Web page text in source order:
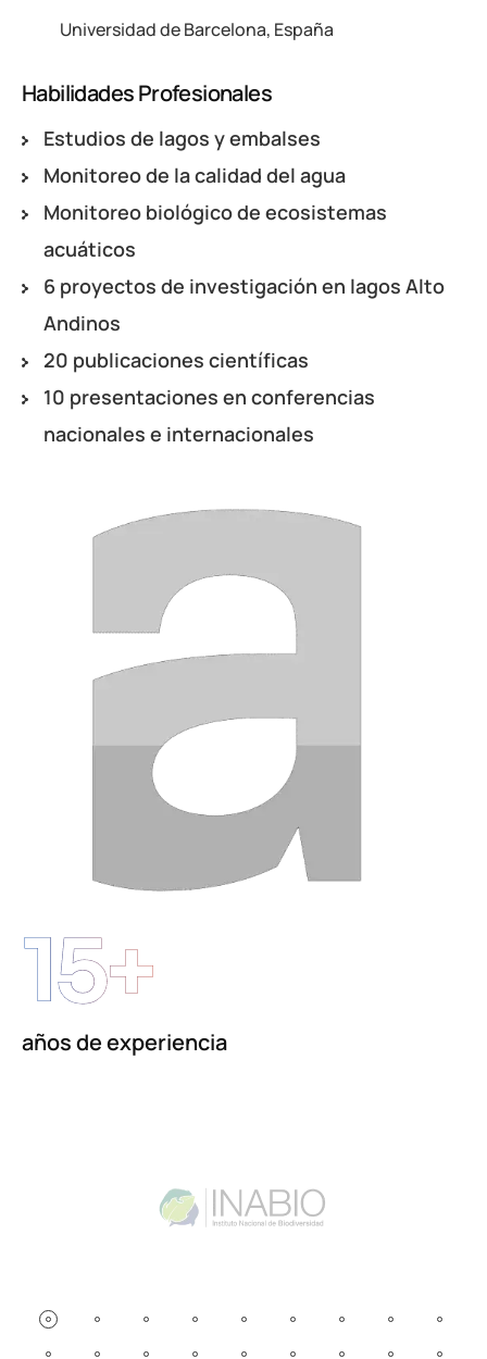
Universidad de Barcelona, España
15+
años de experiencia
Habilidades Profesionales
Estudios de lagos y embalses
Monitoreo de la calidad del agua
Monitoreo biológico de ecosistemas
acuáticos
6 proyectos de investigación en lagos Alto
Andinos
20 publicaciones científicas
10 presentaciones en conferencias
nacionales e internacionales